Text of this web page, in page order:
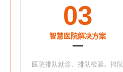
03
智慧医院解决方案
医院排队就诊、排队检验、排队